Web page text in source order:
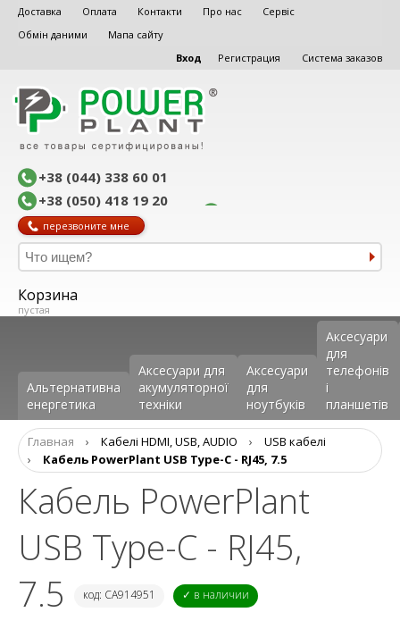
Доставка Оплата Контакти Про нас
Сервіс
Обмін даними
Мапа сайту
Вход
Регистрация Система заказов
+38 (044) 338 60 01
+38 (050) 418 19 20
перезвоните мне
Корзина
пустая
Альтернативна
енергетика
Аксесуари для
акумуляторної
техніки
Аксесуари
для
ноутбуків
Аксеcуари
для
телефонів
і
планшетів
Главная › Кабелі HDMI, USB, AUDIO ›
USB кабелі
›
Кабель PowerPlant USB Type-C - RJ45, 7.5
Кабель PowerPlant
USB Type-C - RJ45,
7.5
код: CA914951 ✓ в наличии